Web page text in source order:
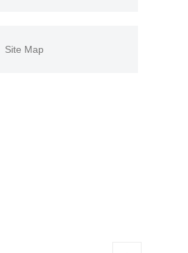
Site Map